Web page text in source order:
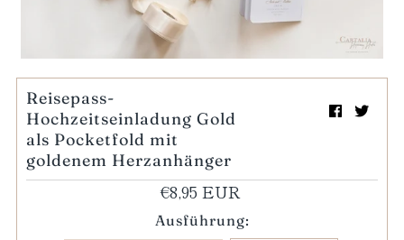
Reisepass-
Hochzeitseinladung Gold
als Pocketfold mit
goldenem Herzanhänger
€8,95 EUR
Ausführung: